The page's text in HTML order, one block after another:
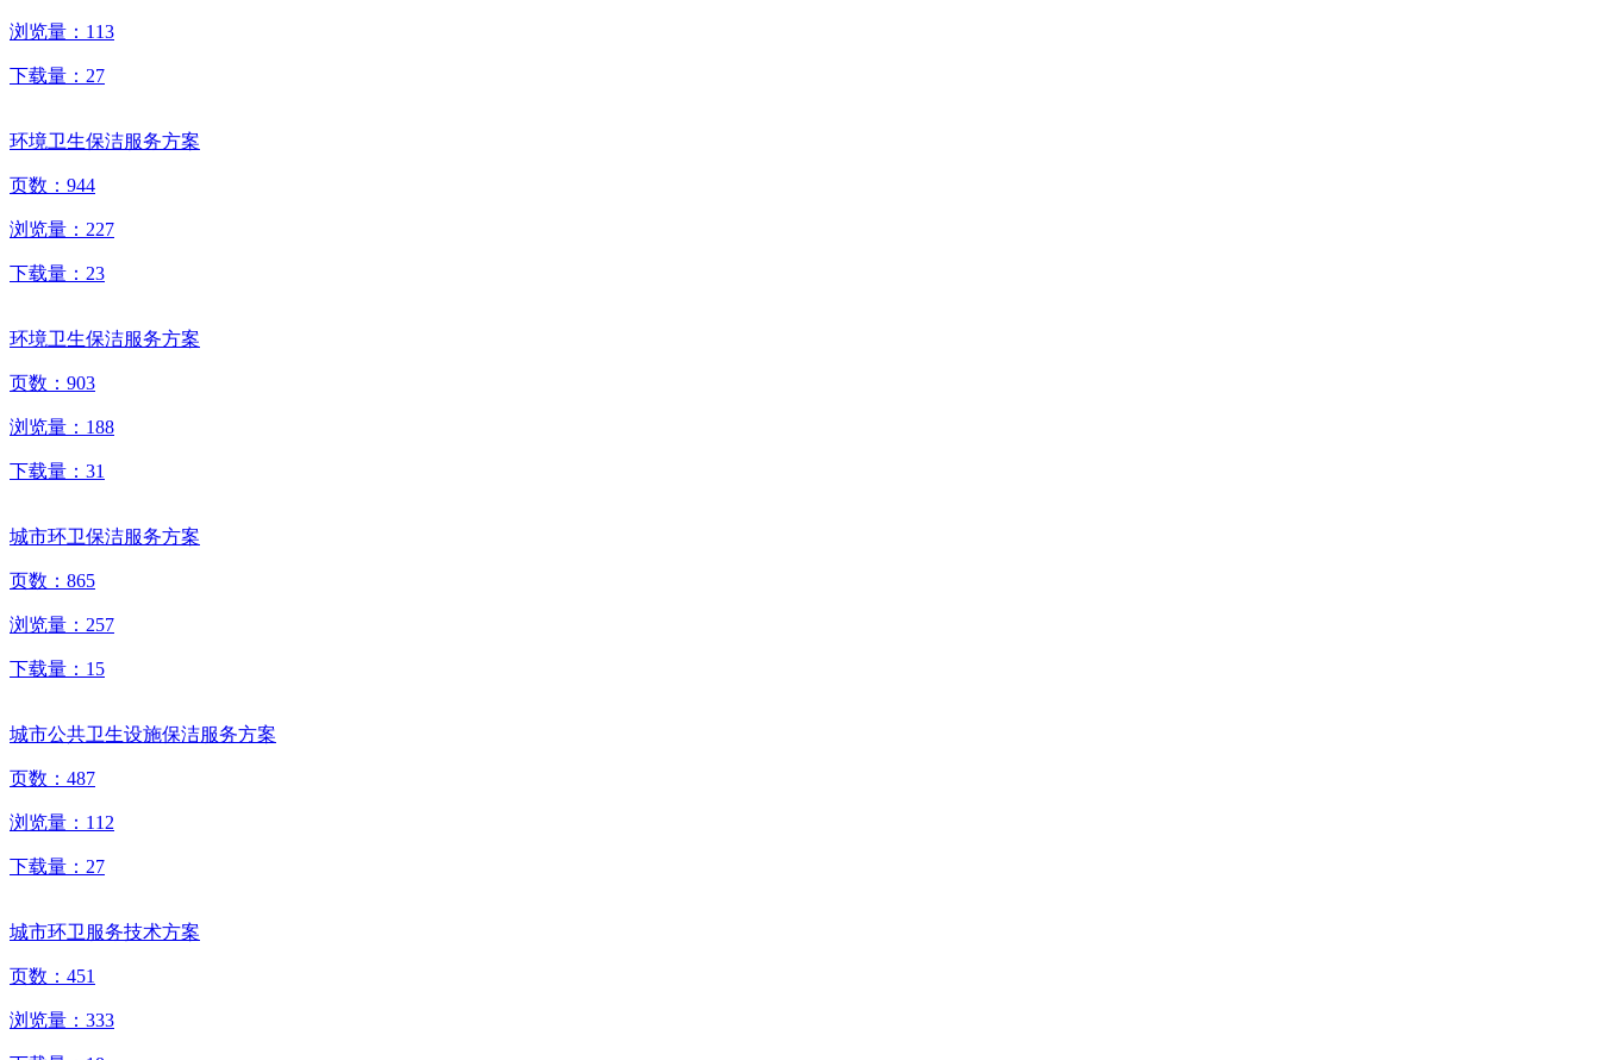
浏览量： 113
下载量： 27
环境卫生保洁服务方案
页数： 944
浏览量： 227
下载量： 23
环境卫生保洁服务方案
页数： 903
浏览量： 188
下载量： 31
城市环卫保洁服务方案
页数： 865
浏览量： 257
下载量： 15
城市公共卫生设施保洁服务方案
页数： 487
浏览量： 112
下载量： 27
城市环卫服务技术方案
页数： 451
浏览量： 333